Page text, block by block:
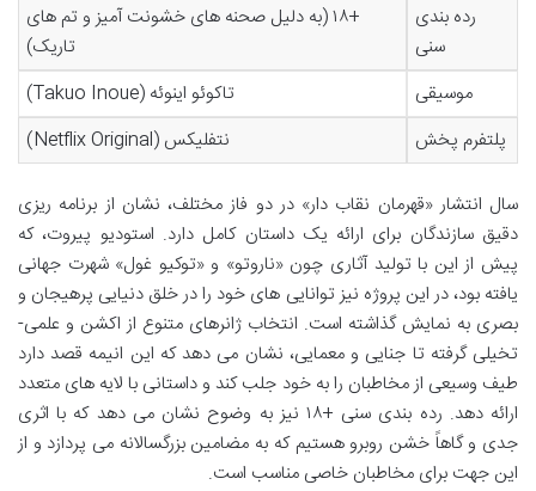
رده بندی
سنی
+۱۸ (به دلیل صحنه های خشونت آمیز و تم های
تاریک)
موسیقی
تاکوئو اینوئه (Takuo Inoue)
پلتفرم پخش
نتفلیکس (Netflix Original)
سال انتشار «قهرمان نقاب دار» در دو فاز مختلف، نشان از برنامه ریزی
دقیق سازندگان برای ارائه یک داستان کامل دارد. استودیو پیروت، که
پیش از این با تولید آثاری چون «ناروتو» و «توکیو غول» شهرت جهانی
یافته بود، در این پروژه نیز توانایی های خود را در خلق دنیایی پرهیجان و
بصری به نمایش گذاشته است. انتخاب ژانرهای متنوع از اکشن و علمی-
تخیلی گرفته تا جنایی و معمایی، نشان می دهد که این انیمه قصد دارد
طیف وسیعی از مخاطبان را به خود جلب کند و داستانی با لایه های متعدد
ارائه دهد. رده بندی سنی +۱۸ نیز به وضوح نشان می دهد که با اثری
جدی و گاهاً خشن روبرو هستیم که به مضامین بزرگسالانه می پردازد و از
این جهت برای مخاطبان خاصی مناسب است.